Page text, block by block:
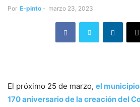
Por E-pinto - marzo 23, 2023
El próximo 25 de marzo, el
170 aniversario de la creación del